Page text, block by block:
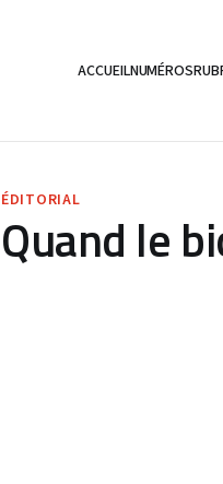
ACCUEILNUMÉROS
ÉDITORIAL
Quand le